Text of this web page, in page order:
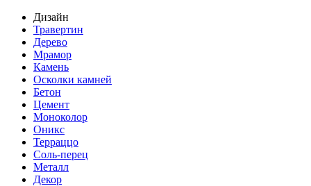
Дизайн
Травертин
Дерево
Мрамор
Камень
Осколки камней
Бетон
Цемент
Моноколор
Оникс
Терраццо
Соль-перец
Металл
Декор